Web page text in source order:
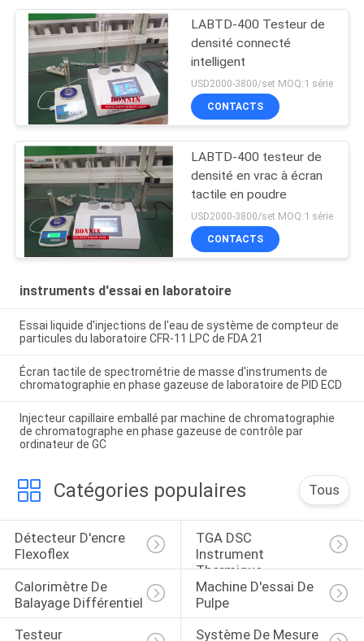
LABTD-400 Testeur de
densité connecté
intelligent
USD2000-3800/set MOQ:1 série
CONTACTS
LABTD-400 testeur de
densité en vrac à écran
tactile en poudre
USD2000-3800/set MOQ:1 série
CONTACTS
instruments d'essai en laboratoire
Essai liquide d'injections de l'eau de système de compteur de
particules du laboratoire CFR-11 LPC de FDA 21
Écran tactile de spectrométrie de masse d'instruments de
chromatographie en phase gazeuse de laboratoire de PID ECD
Injecteur capillaire emballé par machine de chromatographie
de chromatographe en phase gazeuse de contrôle par
ordinateur de GC
Catégories populaires Tous
Détecteur D'encre
Flexoflex
TGA DSC
Instrument
Thermique
Calorimètre De
Balayage Différentiel
Machine D'essai De
Pulpe
Testeur
Système De Mesure